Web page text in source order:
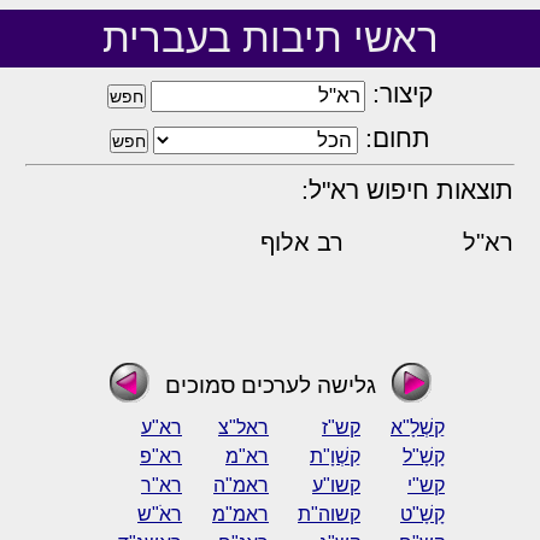
ראשי תיבות בעברית
קיצור:
תחום:
תוצאות חיפוש רא"ל:
רא"ל רב אלוף
גלישה לערכים סמוכים
קַשְׁלָ"א קש"ז ראל"צ
רא"ע
קָשָׁ"ל
קַשְׁוָ"ת רא"מ
רא"פ
קש"י
קשו"ע ראמ"ה
רא"ר
קָשָׁ"ט
קשוה"ת ראמ"מ
ראֹ"ש